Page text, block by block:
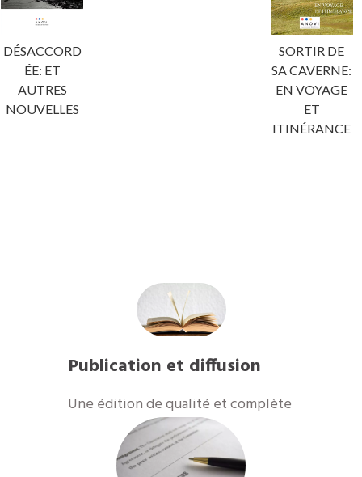
DÉSACCORD
ÉE: ET
AUTRES
NOUVELLES
SORTIR DE
SA CAVERNE:
EN VOYAGE
ET
ITINÉRANCE
Publication et diffusion
Une édition de qualité et complète